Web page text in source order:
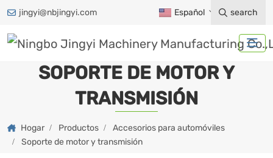
jingyi@nbjingyi.com Español search
SOPORTE DE MOTOR Y
TRANSMISIÓN
Hogar Productos
Accesorios para automóviles
Soporte de motor y transmisión